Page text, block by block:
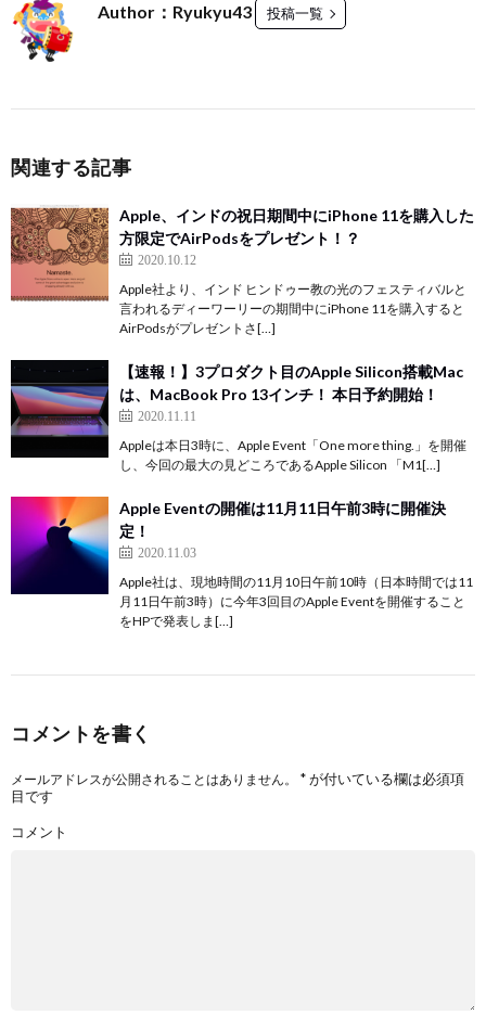
Author：Ryukyu43 投稿一覧
関連する記事
Apple、インドの祝日期間中にiPhone 11を購入した
方限定でAirPodsをプレゼント！？
2020.10.12
Apple社より、インド ヒンドゥー教の光のフェスティバルと
言われるディーワーリーの期間中にiPhone 11を購入すると
AirPodsがプレゼントさ[…]
【速報！】3プロダクト目のApple Silicon搭載Mac
は、MacBook Pro 13インチ！ 本日予約開始！
2020.11.11
Appleは本日3時に、Apple Event「One more thing.」を開催
し、今回の最大の見どころであるApple Silicon 「M1[…]
Apple Eventの開催は11月11日午前3時に開催決
定！
2020.11.03
Apple社は、現地時間の11月10日午前10時（日本時間では11
月11日午前3時）に今年3回目のApple Eventを開催すること
をHPで発表しま[…]
コメントを書く
メールアドレスが公開されることはありません。 *が付いている欄は必須項
目です
コメント